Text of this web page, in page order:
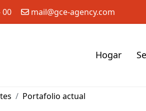
00 mail@gce-agency.com
Hogar
Portafolio actual